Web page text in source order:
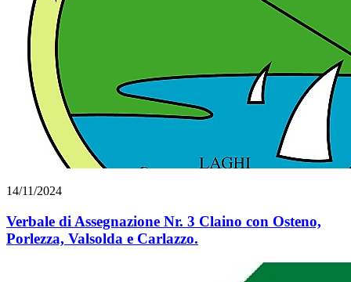
14/11/2024
Verbale di Assegnazione Nr. 3 Claino con Osteno,
Porlezza, Valsolda e Carlazzo.